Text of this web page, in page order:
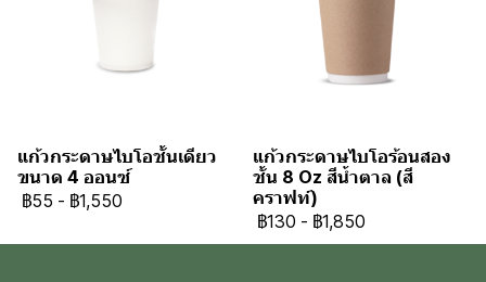
แก้วกระดาษไบโอชั้นเดียว
ขนาด 4 ออนซ์
฿55 - ฿1,550
แก้วกระดาษไบโอร้อนสอง
ชั้น 8 Oz สีน้ำตาล (สี
คราฟท์)
฿130 - ฿1,850